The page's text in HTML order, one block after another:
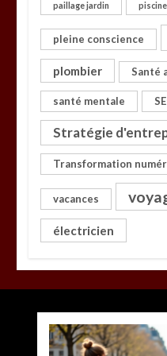
paillage jardin piscine
pleine conscience
plombier Santé
santé mentale
Stratégie
Transformation
vacances
électricien
Top 3 des
parPovoski
6